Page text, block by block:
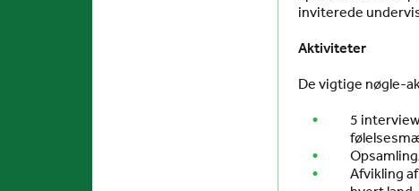
inviterede
Aktiviteter
De vigtige nøgle-
5
Afvikling